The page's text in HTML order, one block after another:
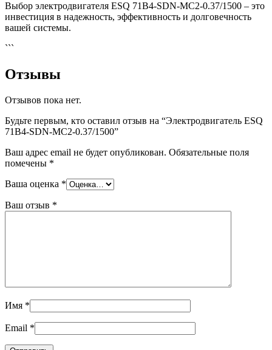
Выбор электродвигателя ESQ 71B4-SDN-MC2-0.37/1500 – это
инвестиция в надежность, эффективность и долговечность
вашей системы.
```
Отзывы
Отзывов пока нет.
Будьте первым, кто оставил отзыв на “Электродвигатель ESQ
71B4-SDN-MC2-0.37/1500”
Ваш адрес email не будет опубликован. Обязательные поля
помечены *
Ваша оценка *
Ваш отзыв *
Имя *
Email *